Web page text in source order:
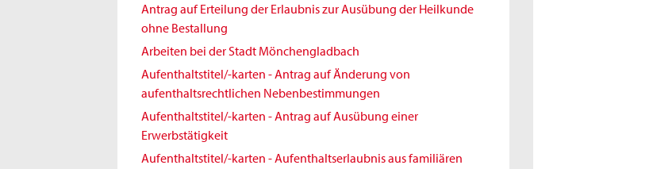
Antrag auf Erteilung der Erlaubnis zur Ausübung der Heilkunde
ohne Bestallung
Arbeiten bei der Stadt Mönchengladbach
Aufenthaltstitel/-karten - Antrag auf Änderung von
aufenthaltsrechtlichen Nebenbestimmungen
Aufenthaltstitel/-karten - Antrag auf Ausübung einer
Erwerbstätigkeit
Aufenthaltstitel/-karten - Aufenthaltserlaubnis aus familiären